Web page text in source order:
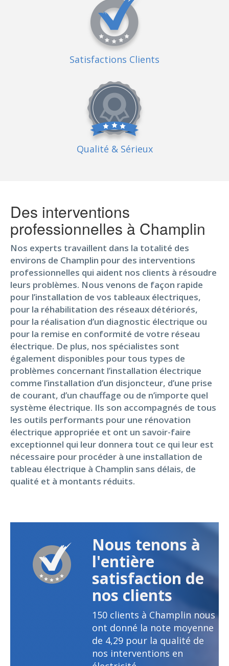
Satisfactions Clients
Qualité & Sérieux
Des interventions
professionnelles à Champlin
Nos experts travaillent dans la totalité des
environs de Champlin pour des interventions
professionnelles qui aident nos clients à résoudre
leurs problèmes. Nous venons de façon rapide
pour l’installation de vos tableaux électriques,
pour la réhabilitation des réseaux détériorés,
pour la réalisation d’un diagnostic électrique ou
pour la remise en conformité de votre réseau
électrique. De plus, nos spécialistes sont
également disponibles pour tous types de
problèmes concernant l’installation électrique
comme l’installation d’un disjoncteur, d’une prise
de courant, d’un chauffage ou de n’importe quel
système électrique. Ils son accompagnés de tous
les outils performants pour une rénovation
électrique appropriée et ont un savoir-faire
exceptionnel qui leur donnera tout ce qui leur est
nécessaire pour procéder à une installation de
tableau électrique à Champlin sans délais, de
qualité et à montants réduits.
Nous tenons à
l'entière
satisfaction de
nos clients
150 clients à Champlin nous
ont donné la note moyenne
de 4,29 pour la qualité de
nos interventions en